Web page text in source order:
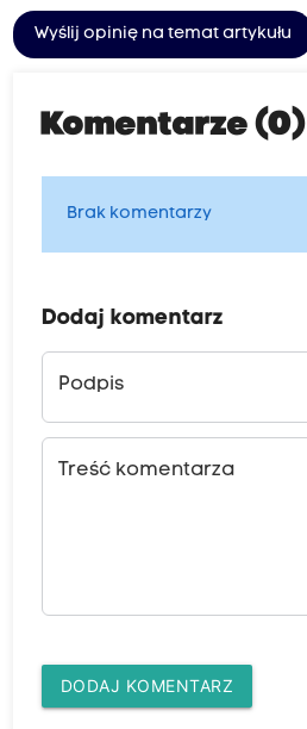
Wyślij opinię na temat artykułu
Komentarze (0)
Brak komentarzy
Dodaj komentarz
Podpis
Treść komentarza
DODAJ KOMENTARZ